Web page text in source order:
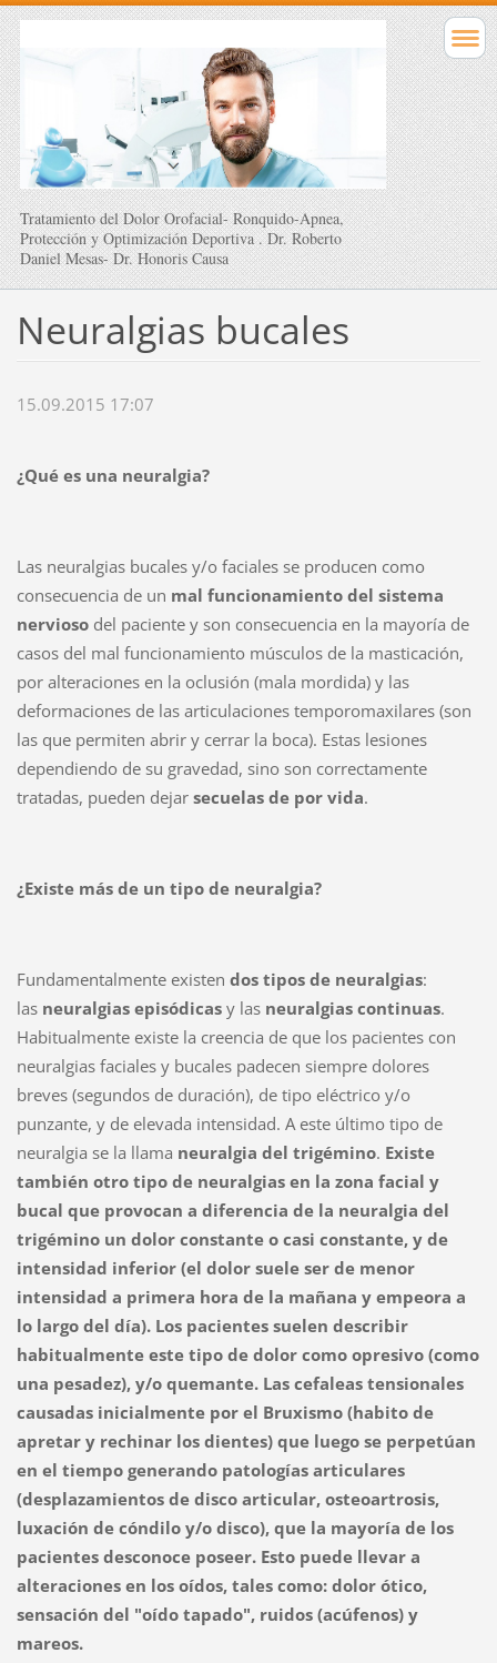
Tratamiento del Dolor Orofacial- Ronquido-Apnea,
Protección y Optimización Deportiva . Dr. Roberto
Daniel Mesas- Dr. Honoris Causa
Neuralgias bucales
15.09.2015 17:07
¿Qué es una neuralgia?
Las neuralgias bucales y/o faciales se producen como
consecuencia de un mal funcionamiento del sistema
nerviosodel paciente y son consecuencia en la mayoría de
casos del mal funcionamiento músculos de la masticación,
por alteraciones en la oclusión (mala mordida) y las
deformaciones de las articulaciones temporomaxilares (son
las que permiten abrir y cerrar la boca). Estas lesiones
dependiendo de su gravedad, sino son correctamente
tratadas, pueden dejar secuelas de por vida.
¿Existe más de un tipo de neuralgia?
Fundamentalmente existen dos tipos de neuralgias:
las neuralgias episódicasy las neuralgias continuas.
Habitualmente existe la creencia de que los pacientes con
neuralgias faciales y bucales padecen siempre dolores
breves (segundos de duración), de tipo eléctrico y/o
punzante, y de elevada intensidad. A este último tipo de
neuralgia se la llama neuralgia del trigémino. Existe
también otro tipo de neuralgias en la zona facial y
bucal que provocan a diferencia de la neuralgia del
trigémino un dolor constante o casi constante, y de
intensidad inferior (el dolor suele ser de menor
intensidad a primera hora de la mañana y empeora a
lo largo del día). Los pacientes suelen describir
habitualmente este tipo de dolor como opresivo (como
una pesadez), y/o quemante. Las cefaleas tensionales
causadas inicialmente por el Bruxismo (habito de
apretar y rechinar los dientes) que luego se perpetúan
en el tiempo generando patologías articulares
(desplazamientos de disco articular, osteoartrosis,
luxación de cóndilo y/o disco), que la mayoría de los
pacientes desconoce poseer. Esto puede llevar a
alteraciones en los oídos, tales como: dolor ótico,
sensación del "oído tapado", ruidos (acúfenos) y
mareos.